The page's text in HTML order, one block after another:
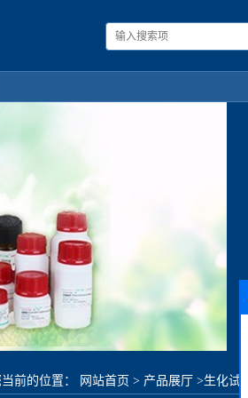
前的位置： 网站首页 > 产品展厅 >生化试剂